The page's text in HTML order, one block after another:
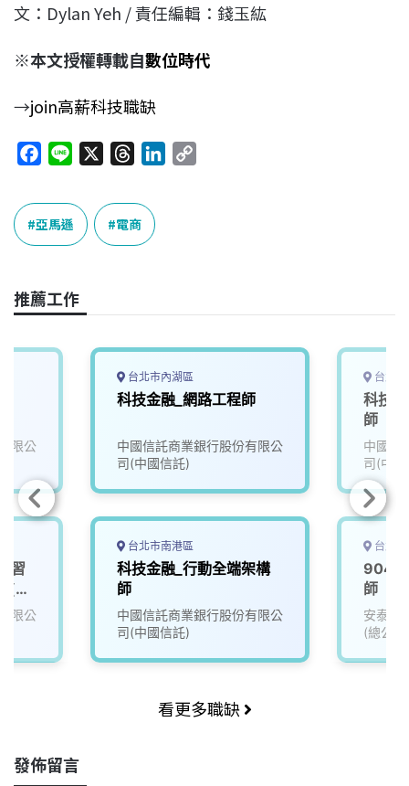
文：Dylan Yeh / 責任編輯：錢玉紘
※本文授權轉載自數位時代
→join高薪科技職缺
c
e
b
o
k
n
e
r
e
a
n
k
亞馬遜 電商
推薦工作
限公
習
(大
限公
台北市內湖區
科技金融_網路工程師
中國信託商業銀行股份有限公
司(中國信託)
台北市南港區
科技金融_行動全端架構
師
中國信託商業銀行股份有限公
司(中國信託)
台北
科技
師
中國信
司(中
台北
904 -
師
安泰商
(總公
看更多職缺
發佈留言